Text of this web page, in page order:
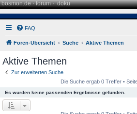
bosmon.de·forum·doku
FAQ
Foren-Übersicht Suche Aktive Themen
Aktive Themen
Zur erweiterten Suche
Die Suche ergab 0 Treffer •
Es wurden keine passenden Ergebnisse gefunden.